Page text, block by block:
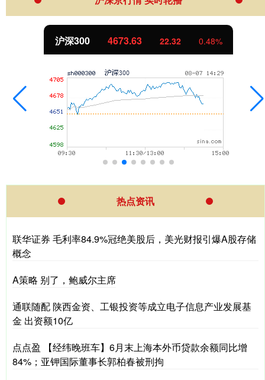
沪深300 4673.63 22.32 0.48%
热点资讯
联华证券 毛利率84.9%冠绝美股后，美光财报引爆A股存储
概念
A策略 别了，鲍威尔主席
通联随配 陕西金资、工银投资等成立电子信息产业发展基
金 出资额10亿
点点盈 【经纬晚班车】6月末上海本外币贷款余额同比增
84%；亚钾国际董事长郭柏春被刑拘